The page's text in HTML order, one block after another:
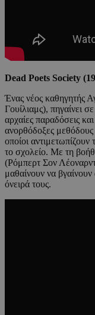
Dead Poets Society
Ένας νέος καθηγητής
Γουίλιαμς), πηγαίνει
αρχαίες παραδόσεις
ανορθόδοξες μεθόδους
οποίοι αντιμετωπίζουν
το σχολείο. Με τη
(Ρόμπερτ Σον
μαθαίνουν να
όνειρά τους.